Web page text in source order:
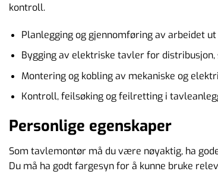
kontroll.
Planlegging og gjennomføring av arbeidet
Bygging av elektriske tavler for
Montering og kobling av mekaniske og
Kontroll, feilsøking og feilretting i
Personlige egenskaper
Som tavlemontør må du være nøyaktig, ha
Du må ha godt fargesyn for å kunne bruke